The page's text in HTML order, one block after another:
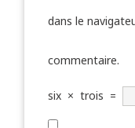
dans le
commentaire.
six × trois =